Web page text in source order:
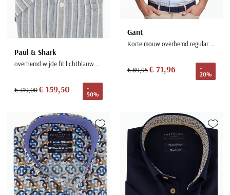
Paul & Shark
overhemd wijde fit lichtblauw gestreept
€ 319,00€ 159,50
-
50%
Gant
Korte mouw overhemd regular fit lichtblauw geruit katoen
€ 89,95€ 71,96
-
20%
Toevoegen aan favorieten